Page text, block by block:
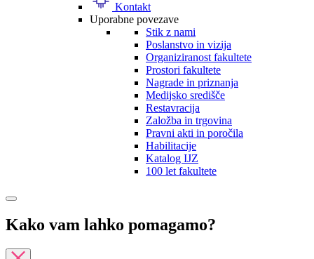
Kontakt
Uporabne povezave
Stik z nami
Poslanstvo in vizija
Organiziranost fakultete
Prostori fakultete
Nagrade in priznanja
Medijsko središče
Restavracija
Založba in trgovina
Pravni akti in poročila
Habilitacije
Katalog IJZ
100 let fakultete
Kako vam lahko pomagamo?